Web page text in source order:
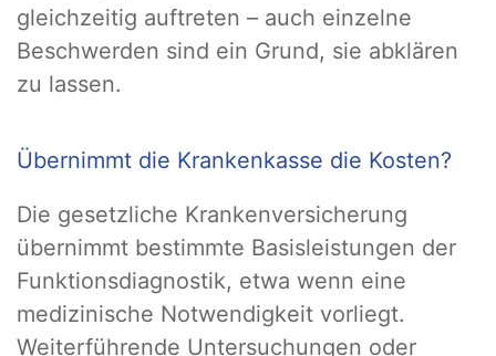
gleichzeitig auftreten – auch einzelne
Beschwerden sind ein Grund, sie abklären
zu lassen.
Übernimmt die Krankenkasse die Kosten?
Die gesetzliche Krankenversicherung
übernimmt bestimmte Basisleistungen der
Funktionsdiagnostik, etwa wenn eine
medizinische Notwendigkeit vorliegt.
Weiterführende Untersuchungen oder